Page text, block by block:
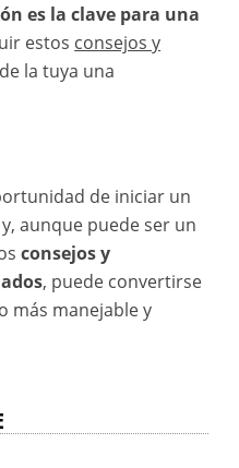
es la clave para una
estos consejos y
la tuya una
de iniciar un
aunque puede ser un
consejos y
, puede convertirse
más manejable y